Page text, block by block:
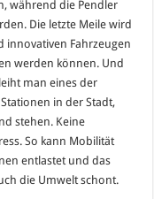
während die Pendler
Die letzte Meile wird
innovativen Fahrzeugen
werden können. Und
man eines der
in der Stadt,
stehen. Keine
So kann Mobilität
entlastet und das
die Umwelt schont.